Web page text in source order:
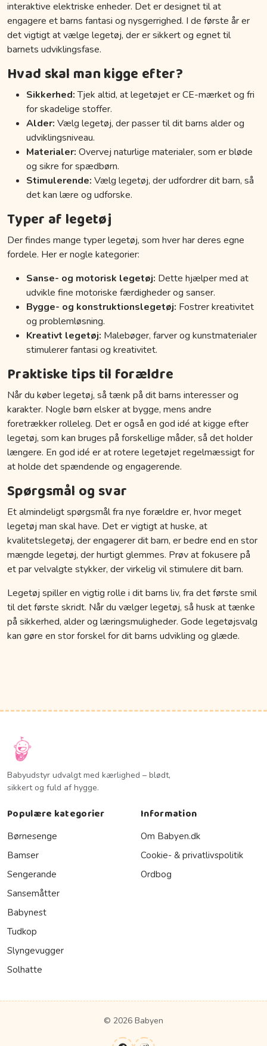
interaktive elektriske enheder. Det er designet til at
engagere et barns fantasi og nysgerrighed. I de første år er
det vigtigt at vælge legetøj, der er sikkert og egnet til
barnets udviklingsfase.
Hvad skal man kigge efter?
Sikkerhed:Tjek altid, at legetøjet er CE-mærket og fri
for skadelige stoffer.
Alder: Vælg legetøj, der passer til dit barns alder og
udviklingsniveau.
Materialer: Overvej naturlige materialer, som er bløde
og sikre for spædbørn.
Stimulerende: Vælg legetøj, der udfordrer dit barn, så
det kan lære og udforske.
Typer af legetøj
Der findes mange typer legetøj, som hver har deres egne
fordele. Her er nogle kategorier:
Sanse- og motorisk legetøj: Dette hjælper med at
udvikle fine motoriske færdigheder og sanser.
Bygge- og konstruktionslegetøj: Fostrer kreativitet
og problemløsning.
Kreativt legetøj: Malebøger, farver og kunstmaterialer
stimulerer fantasi og kreativitet.
Praktiske tips til forældre
Når du køber legetøj, så tænk på dit barns interesser og
karakter. Nogle børn elsker at bygge, mens andre
foretrækker rolleleg. Det er også en god idé at kigge efter
legetøj, som kan bruges på forskellige måder, så det holder
længere. En god idé er at rotere legetøjet regelmæssigt for
at holde det spændende og engagerende.
Spørgsmål og svar
Et almindeligt spørgsmål fra nye forældre er, hvor meget
legetøj man skal have. Det er vigtigt at huske, at
kvalitetslegetøj, der engagerer dit barn, er bedre end en stor
mængde legetøj, der hurtigt glemmes. Prøv at fokusere på
et par velvalgte stykker, der virkelig vil stimulere dit barn.
Legetøj spiller en vigtig rolle i dit barns liv, fra det første smil
til det første skridt. Når du vælger legetøj, så husk at tænke
på sikkerhed, alder og læringsmuligheder. Gode legetøjsvalg
kan gøre en stor forskel for dit barns udvikling og glæde.
Babyudstyr udvalgt med kærlighed – blødt,
sikkert og fuld af hygge.
Populære kategorier
Børnesenge
Bamser
Sengerande
Sansemåtter
Babynest
Tudkop
Slyngevugger
Solhatte
Information
Om Babyen.dk
Cookie- & privatlivspolitik
Ordbog
© 2026 Babyen